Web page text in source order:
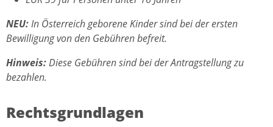
NEU:In Österreich geborene Kinder sind bei der ersten
Bewilligung von den Gebühren befreit.
Hinweis:Diese Gebühren sind bei der Antragstellung zu
bezahlen.
Rechtsgrundlagen